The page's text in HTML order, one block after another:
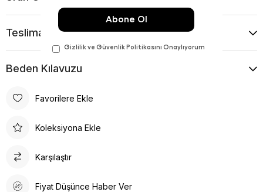
Teslimat Ve İade Koşulları
Beden Kılavuzu
Favorilere Ekle
Koleksiyona Ekle
Karşılaştır
Fiyat Düşünce Haber Ver